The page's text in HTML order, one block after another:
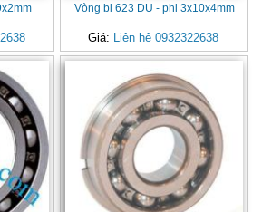
Vòng bi 623 DU - phi 3x10x4mm
Giá: Liên hệ 0932322638